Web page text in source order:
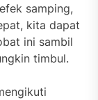
samping,
kita dapat
ini sambil
timbul.